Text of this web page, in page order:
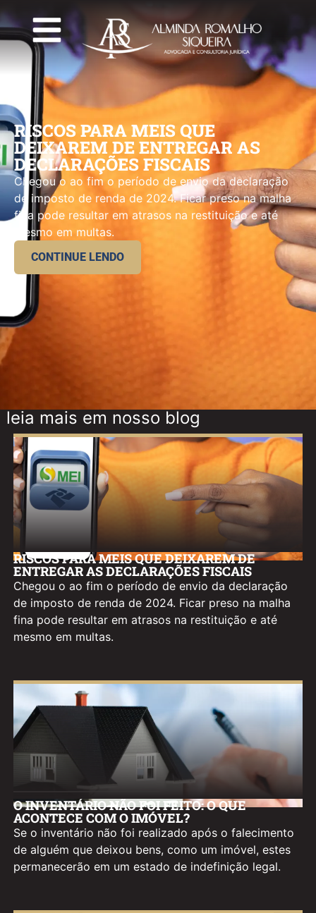
RISCOS PARA MEIS QUE
DEIXAREM DE ENTREGAR AS
DECLARAÇÕES FISCAIS
Chegou o ao fim o período de envio da declaração
de imposto de renda de 2024. Ficar preso na malha
fina pode resultar em atrasos na restituição e até
mesmo em multas.
CONTINUE LENDO
leia mais em nosso blog
RISCOS PARA MEIS QUE DEIXAREM DE
ENTREGAR AS DECLARAÇÕES FISCAIS
Chegou o ao fim o período de envio da declaração
de imposto de renda de 2024. Ficar preso na malha
fina pode resultar em atrasos na restituição e até
mesmo em multas.
O INVENTÁRIO NÃO FOI FEITO: O QUE
ACONTECE COM O IMÓVEL?
Se o inventário não foi realizado após o falecimento
de alguém que deixou bens, como um imóvel, estes
permanecerão em um estado de indefinição legal.